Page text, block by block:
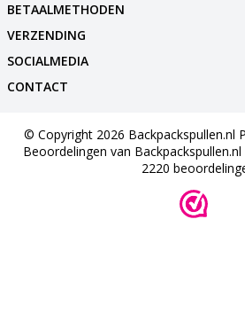
BETAALMETHODEN
VERZENDING
SOCIALMEDIA
CONTACT
© Copyright 2026 Backpackspullen.nl
Beoordelingen van Backpackspullen.nl
2220